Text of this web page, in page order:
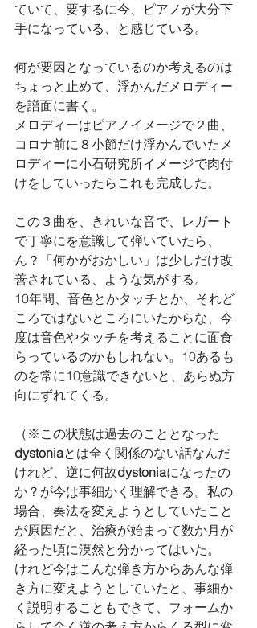
ていて、要するに今、ピアノが大分下
手になっている、と感じている。
何が要因となっているのか考えるのは
ちょっと止めて、浮かんだメロディー
を譜面に書く。
メロディーはピアノイメージで２曲、
コロナ前に８小節だけ浮かんでいたメ
ロディーに小石研究所イメージで肉付
けをしていったらこれも完成した。
この３曲を、きれいな音で、レガート
で丁寧にを意識して弾いていたら、
ん？「何かがおかしい」は少しだけ改
善されている、ような気がする。
10年間、音色とかタッチとか、それど
ころではないところにいたからな、今
度は音色やタッチを考えることに面食
らっているのかもしれない。10あるも
のを常に10意識できないと、あらぬ方
向にずれてくる。
（※この状態は過去のこととなった
dystoniaとは全く関係のない話なんだ
けれど、逆に何故dystoniaになったの
か？が今は事細かく理解できる。私の
場合、奏法を変えようとしていたこと
が原因だと、治療が始まって数か月が
経った頃に漠然と分かってはいた。
けれど今はこんな弾き方からあんな弾
き方に変えようとしていたと、事細か
く説明することもできて、フォームか